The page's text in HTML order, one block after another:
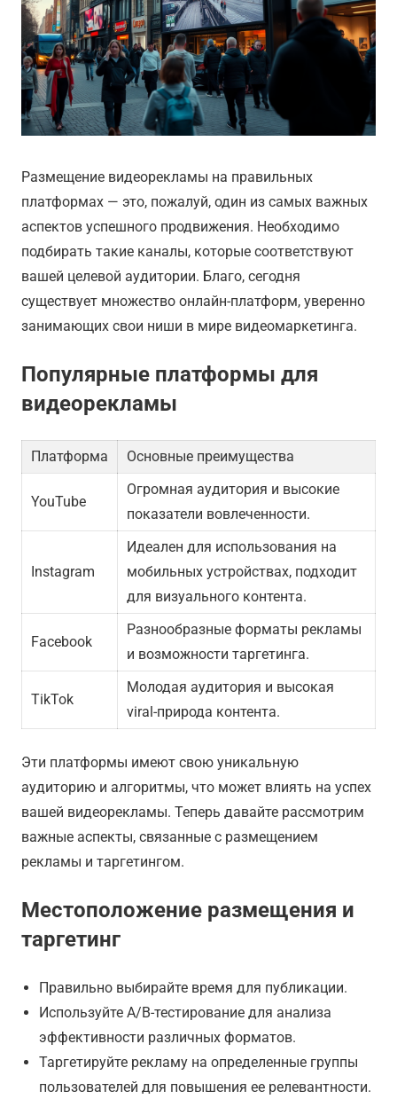
Размещение видеорекламы на правильных
платформах — это, пожалуй, один из самых важных
аспектов успешного продвижения. Необходимо
подбирать такие каналы, которые соответствуют
вашей целевой аудитории. Благо, сегодня
существует множество онлайн-платформ, уверенно
занимающих свои ниши в мире видеомаркетинга.
Популярные платформы для
видеорекламы
Платформа Основные преимущества
YouTube
Огромная аудитория и высокие
показатели вовлеченности.
Instagram
Идеален для использования на
мобильных устройствах, подходит
для визуального контента.
Facebook
Разнообразные форматы рекламы
и возможности таргетинга.
TikTok
Молодая аудитория и высокая
viral-природа контента.
Эти платформы имеют свою уникальную
аудиторию и алгоритмы, что может влиять на успех
вашей видеорекламы. Теперь давайте рассмотрим
важные аспекты, связанные с размещением
рекламы и таргетингом.
Местоположение размещения и
таргетинг
Правильно выбирайте время для публикации.
Используйте A/B-тестирование для анализа
эффективности различных форматов.
Таргетируйте рекламу на определенные группы
пользователей для повышения ее релевантности.